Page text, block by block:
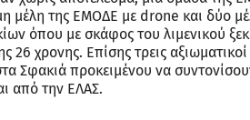
μέλη της ΕΜΟΔΕ με drone και δύο
όπου με σκάφος του λιμενικού
26 χρονης. Επίσης τρεις
Σφακιά προκειμένου να
από την ΕΛΑΣ.